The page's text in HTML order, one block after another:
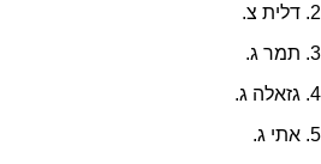
2. דלית צ.
3. תמר ג.
4. גזאלה ג.
5. אתי ג.